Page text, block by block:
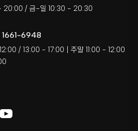
20:00 / 금-일 10:30 - 20:30
1661-6948
/ 13:00 - 17:00 | 주말 11:00 - 12:00